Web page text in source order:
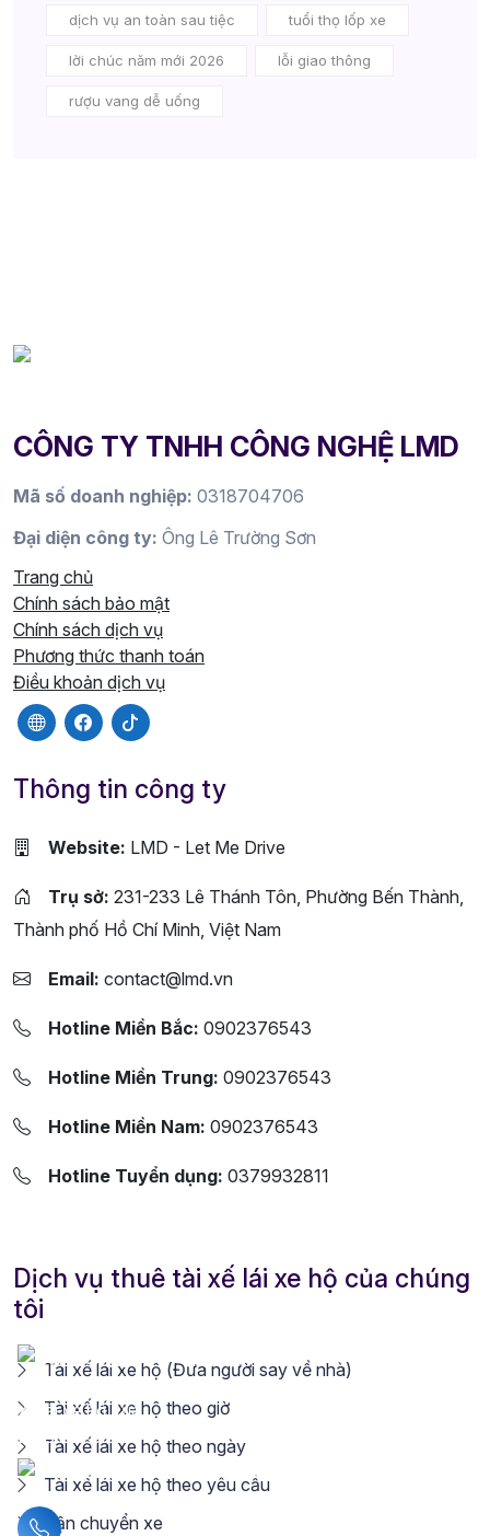
dịch vụ an toàn sau tiệc tuổi thọ lốp xe
lời chúc năm mới 2026 lỗi giao thông
rượu vang dễ uống
CÔNG TY TNHH CÔNG NGHỆ LMD
Mã số doanh nghiệp: 0318704706
Đại diện công ty: Ông Lê Trường Sơn
Trang chủ
Chính sách bảo mật
Chính sách dịch vụ
Phương thức thanh toán
Điều khoản dịch vụ
Thông tin công ty
Website: LMD - Let Me Drive
Trụ sở: 231-233 Lê Thánh Tôn, Phường Bến Thành,
Thành phố Hồ Chí Minh, Việt Nam
Email: contact@lmd.vn
Hotline Miền Bắc: 0902376543
Hotline Miền Trung: 0902376543
Hotline Miền Nam: 0902376543
Hotline Tuyển dụng: 0379932811
Dịch vụ thuê tài xế lái xe hộ của chúng
tôi
Tài xế lái xe hộ (Đưa người say về nhà)
Tài xế lái xe hộ theo giờ
Tài xế lái xe hộ theo ngày
Tài xế lái xe hộ theo yêu cầu
Vận chuyển xe
Liên hệ hotline